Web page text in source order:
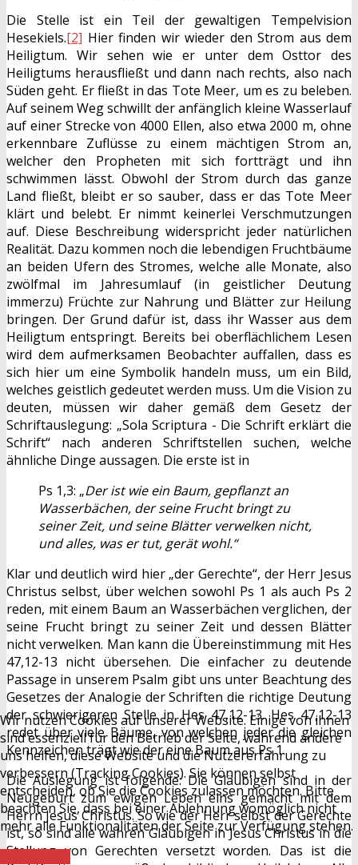
Die Stelle ist ein Teil der gewaltigen Tempelvision
Hesekiels.[2] Hier finden wir wieder den Strom aus dem
Heiligtum. Wir sehen wie er unter dem Osttor des
Heiligtums herausfließt und dann nach rechts, also nach
Süden geht. Er fließt in das Tote Meer, um es zu beleben.
Auf seinem Weg schwillt der anfänglich kleine Wasserlauf
auf einer Strecke von 4000 Ellen, also etwa 2000 m, ohne
erkennbare Zuflüsse zu einem mächtigen Strom an,
welcher den Propheten mit sich fortträgt und ihn
schwimmen lässt. Obwohl der Strom durch das ganze
Land fließt, bleibt er so sauber, dass er das Tote Meer
klärt und belebt. Er nimmt keinerlei Verschmutzungen
auf. Diese Beschreibung widerspricht jeder natürlichen
Realität. Dazu kommen noch die lebendigen Fruchtbäume
an beiden Ufern des Stromes, welche alle Monate, also
zwölfmal im Jahresumlauf (in geistlicher Deutung
immerzu) Früchte zur Nahrung und Blätter zur Heilung
bringen. Der Grund dafür ist, dass ihr Wasser aus dem
Heiligtum entspringt. Bereits bei oberflächlichem Lesen
wird dem aufmerksamen Beobachter auffallen, dass es
sich hier um eine Symbolik handeln muss, um ein Bild,
welches geistlich gedeutet werden muss. Um die Vision zu
deuten, müssen wir daher gemäß dem Gesetz der
Schriftauslegung: „Sola Scriptura - Die Schrift erklärt die
Schrift“ nach anderen Schriftstellen suchen, welche
ähnliche Dinge aussagen. Die erste ist in
Ps 1,3: „Der ist wie ein Baum, gepflanzt an
Wasserbächen, der seine Frucht bringt zu
seiner Zeit, und seine Blätter verwelken nicht,
und alles, was er tut, gerät wohl.“
Klar und deutlich wird hier „der Gerechte“, der Herr Jesus
Christus selbst, über welchen sowohl Ps 1 als auch Ps 2
reden, mit einem Baum an Wasserbächen verglichen, der
seine Frucht bringt zu seiner Zeit und dessen Blätter
nicht verwelken. Man kann die Übereinstimmung mit Hes
47,12-13 nicht übersehen. Die einfacher zu deutende
Passage in unserem Psalm gibt uns unter Beachtung des
Gesetzes der Analogie der Schriften die richtige Deutung
der schwierigeren Stelle in Hes 47,12-13. Hes 47,12-13
redet über viele Bäume, von welchen jeder die gleichen
Kennzeichen trägt wie der eine Baum aus Ps 1.
Die Auslegung ist folgende: Die Gläubigen sind in der
Neugeburt zum ewigen Leben eins gemacht mit dem
Herrn Jesus Christus. So wie der Herr selbst der Gerechte
ist, so sind alle wahren Gläubigen in Jesus Christus in die
Stellung von Gerechten versetzt worden. Das ist die
Wir nutzen Cookies auf unserer Website. Einige von ihnen
sind essenziell für den Betrieb der Seite, während andere
uns helfen, diese Website und die Nutzererfahrung zu
verbessern (Tracking Cookies). Sie können selbst
entscheiden, ob Sie die Cookies zulassen möchten. Bitte
beachten Sie, dass bei einer Ablehnung womöglich nicht
mehr alle Funktionalitäten der Seite zur Verfügung stehen.